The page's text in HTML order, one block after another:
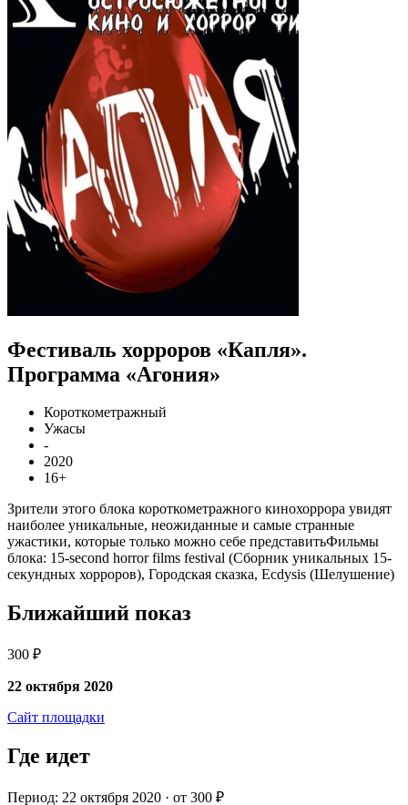
Фестиваль хорроров «Капля».
Программа «Агония»
Короткометражный
Ужасы
-
2020
16+
Зрители этого блока короткометражного кинохоррора увидят
наиболее уникальные, неожиданные и самые странные
ужастики, которые только можно себе представитьФильмы
блока: 15-second horror films festival (Сборник уникальных 15-
секундных хорроров), Городская сказка, Ecdysis (Шелушение)
Ближайший показ
300 ₽
22 октября 2020
Сайт площадки
Где идет
Период: 22 октября 2020 · от 300 ₽